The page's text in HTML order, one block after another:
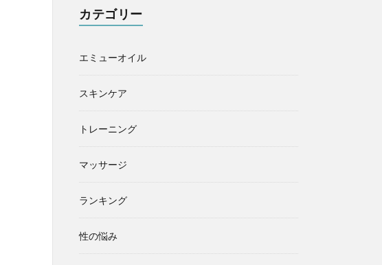
カテゴリー
エミューオイル
スキンケア
トレーニング
マッサージ
ランキング
性の悩み